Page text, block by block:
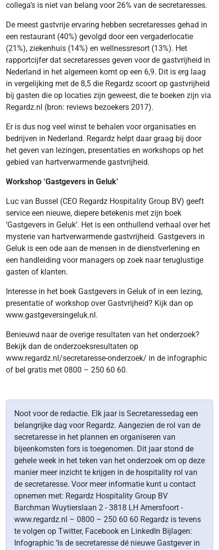
collega’s is niet van belang voor 26% van de secretaresses.
De meest gastvrije ervaring hebben secretaresses gehad in
een restaurant (40%) gevolgd door een vergaderlocatie
(21%), ziekenhuis (14%) en wellnessresort (13%). Het
rapportcijfer dat secretaresses geven voor de gastvrijheid in
Nederland in het algemeen komt op een 6,9. Dit is erg laag
in vergelijking met de 8,5 die Regardz scoort op gastvrijheid
bij gasten die op locaties zijn geweest, die te boeken zijn via
Regardz.nl (bron: reviews bezoekers 2017).
Er is dus nog veel winst te behalen voor organisaties en
bedrijven in Nederland. Regardz helpt daar graag bij door
het geven van lezingen, presentaties en workshops op het
gebied van hartverwarmende gastvrijheid.
Workshop ‘Gastgevers in Geluk’
Luc van Bussel (CEO Regardz Hospitality Group BV) geeft
service een nieuwe, diepere betekenis met zijn boek
‘Gastgevers in Geluk’. Het is een onthullend verhaal over het
mysterie van hartverwarmende gastvrijheid. Gastgevers in
Geluk is een ode aan de mensen in de dienstverlening en
een handleiding voor managers op zoek naar teruglustige
gasten of klanten.
Interesse in het boek Gastgevers in Geluk of in een lezing,
presentatie of workshop over Gastvrijheid? Kijk dan op
www.gastgeversingeluk.nl.
Benieuwd naar de overige resultaten van het onderzoek?
Bekijk dan de onderzoeksresultaten op
www.regardz.nl/secretaresse-onderzoek/ in de infographic
of bel gratis met 0800 – 250 60 60.
Noot voor de redactie. Elk jaar is Secretaressedag een
belangrijke dag voor Regardz. Aangezien de rol van de
secretaresse in het plannen en organiseren van
bijeenkomsten fors is toegenomen. Dit jaar stond de
gehele week in het teken van het onderzoek om op deze
manier meer inzicht te krijgen in de hospitality rol van
de secretaresse. Voor meer informatie kunt u contact
opnemen met: Regardz Hospitality Group BV
Barchman Wuytierslaan 2 - 3818 LH Amersfoort -
www.regardz.nl – 0800 – 250 60 60 Regardz is tevens
te volgen op Twitter, Facebook en LinkedIn Bijlagen:
Infographic ‘Is de secretaresse dé nieuwe Gastgever in